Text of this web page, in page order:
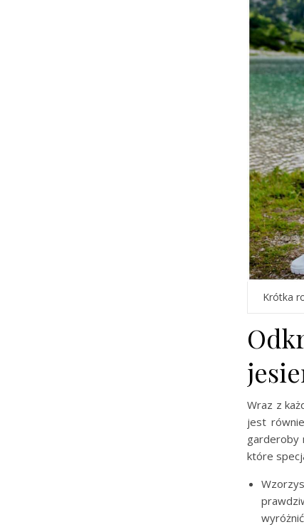
Krótka
Wraz z
jest
garderoby
które